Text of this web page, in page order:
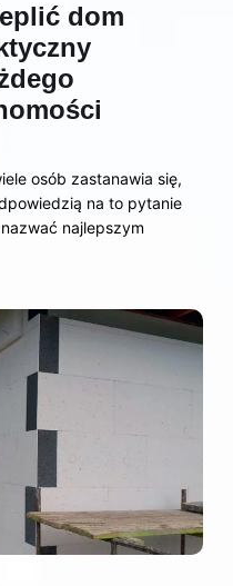
dom
osób zastanawia się,
na to pytanie
najlepszym